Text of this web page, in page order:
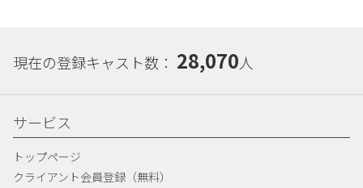
現在の登録キャスト数： 28,070人
サービス
トップページ
クライアント会員登録（無料）